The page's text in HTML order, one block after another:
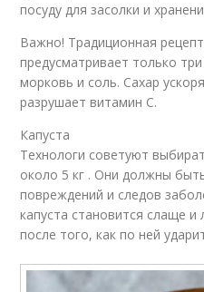
посуду для засолки и
Важно! Традиционная
предусматривает только
морковь и соль. Сахар
разрушает витамин С.
Капуста
Технологи советуют
около 5 кг . Они должны
повреждений и следов
капуста становится слаще и
после того, как по ней